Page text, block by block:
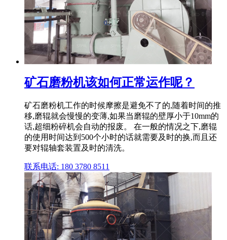
矿石磨粉机该如何正常运作呢？
矿石磨粉机工作的时候摩擦是避免不了的,随着时间的推
移,磨辊就会慢慢的变薄,如果当磨辊的壁厚小于10mm的
话,超细粉碎机会自动的报废。 在一般的情况之下,磨辊
的使用时间达到500个小时的话就需要及时的换,而且还
要对辊轴套装置及时的清洗。
联系电话: 180 3780 8511